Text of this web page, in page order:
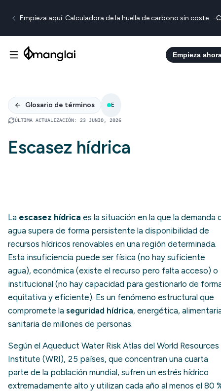
Empieza aquí: Calculadora de la huella de carbono sin coste. -
Empieza
Glosario de términos E
ÚLTIMA ACTUALIZACIÓN: 23 JUNIO, 2026
Escasez hídrica
La escasez hídrica es la situación en la que la demanda
agua supera de forma persistente la disponibilidad de
recursos hídricos renovables en una región determinada.
Esta insuficiencia puede ser física (no hay suficiente
agua), económica (existe el recurso pero falta acceso) o
institucional (no hay capacidad para gestionarlo de
equitativa y eficiente). Es un fenómeno estructural que
compromete la seguridad hídrica, energética,
sanitaria de millones de personas.
Según el Aqueduct Water Risk Atlas del World Resources
Institute (WRI), 25 países, que concentran una cuarta
parte de la población mundial, sufren un estrés hídrico
extremadamente alto y utilizan cada año al menos el 80